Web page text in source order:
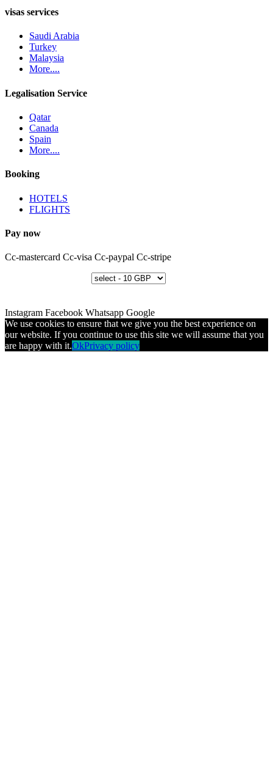
visas services
Saudi Arabia
Turkey
Malaysia
More....
Legalisation Service
Qatar
Canada
Spain
More....
Booking
HOTELS
FLIGHTS
Pay now
Cc-mastercard Cc-visa Cc-paypal Cc-stripe
Instagram Facebook Whatsapp Google
We use cookies to ensure that we give you the best experience on
our website. If you continue to use this site we will assume that you
are happy with it.OkPrivacy policy